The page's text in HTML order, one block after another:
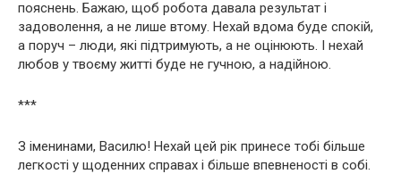
пояснень. Бажаю, щоб робота давала результат і
задоволення, а не лише втому. Нехай вдома буде спокій,
а поруч – люди, які підтримують, а не оцінюють. І нехай
любов у твоєму житті буде не гучною, а надійною.
***
З іменинами, Василю! Нехай цей рік принесе тобі більше
легкості у щоденних справах і більше впевненості в собі.